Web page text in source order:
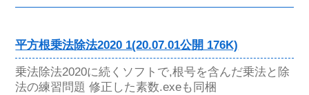
平方根乗法除法2020 1(20.07.01公開 176K)
乗法除法2020に続くソフトで,根号を含んだ乗法と除
法の練習問題 修正した素数.exeも同梱